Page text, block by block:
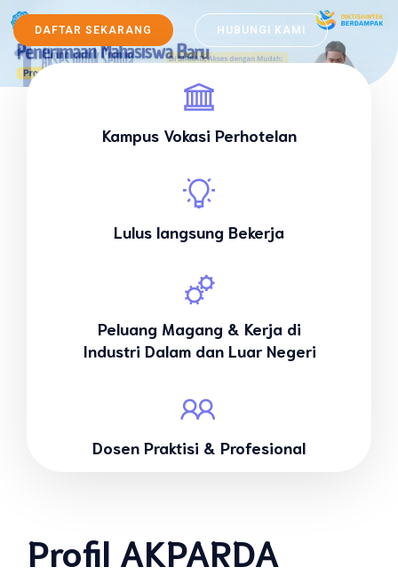
DAFTAR SEKARANG HUBUNGI KAMI
Kampus Vokasi Perhotelan
Lulus langsung Bekerja
Peluang Magang & Kerja di
Industri Dalam dan Luar Negeri
Dosen Praktisi & Profesional
Profil AKPARDA